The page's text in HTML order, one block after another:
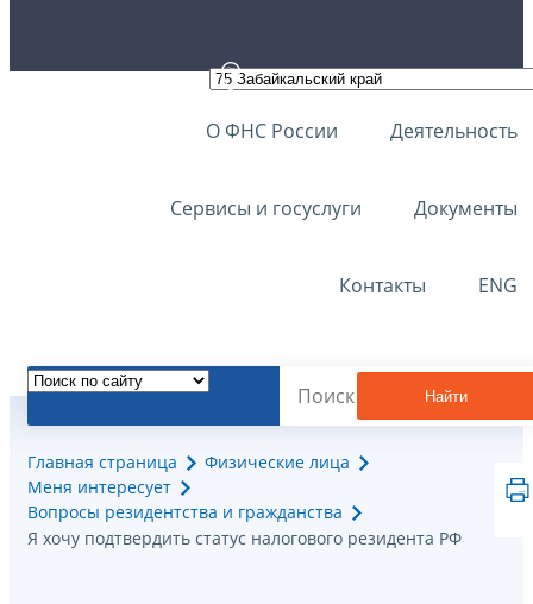
О ФНС России Деятельность
Сервисы и госуслуги Документы
Контакты ENG
Найти
Главная страница
Физические лица
Меня интересует
Вопросы резидентства и гражданства
Я хочу подтвердить статус налогового резидента РФ